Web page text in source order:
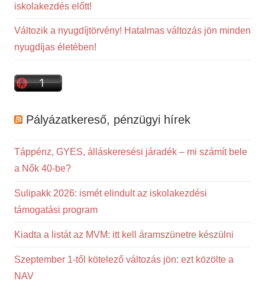
iskolakezdés előtt!
Változik a nyugdíjtörvény! Hatalmas változás jön minden
nyugdíjas életében!
Pályázatkereső, pénzügyi hírek
Táppénz, GYES, álláskeresési járadék – mi számít bele
a Nők 40-be?
Sulipakk 2026: ismét elindult az iskolakezdési
támogatási program
Kiadta a listát az MVM: itt kell áramszünetre készülni
Szeptember 1-től kötelező változás jön: ezt közölte a
NAV